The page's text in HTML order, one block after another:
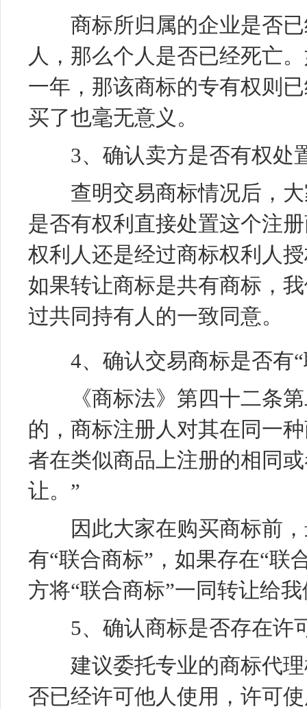
商标所归属的企业是否已
人，那么个人是否已经死亡
一年，那该商标的专有权则
买了也毫无意义。
3、确认卖方是否有权处
查明交易商标情况后，大
是否有权利直接处置这个注
权利人还是经过商标权利人
如果转让商标是共有商标，
过共同持有人的一致同意。
4、确认交易商标是否有“
《商标法》第四十二条第
的，商标注册人对其在同一
者在类似商品上注册的相同
让。”
因此大家在购买商标前，
有“联合商标”，如果存在“联
方将“联合商标”一同转让给
5、确认商标是否存在许
建议委托专业的商标代理
否已经许可他人使用，许可